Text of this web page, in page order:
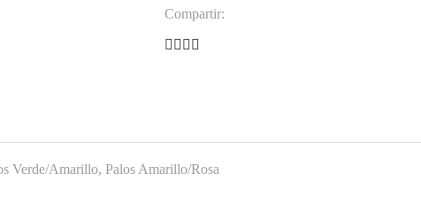
S/M
Compartir:
Verde/Amarillo, Palos Amarillo/Rosa